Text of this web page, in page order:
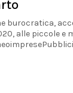
burocratica,
alle piccole e